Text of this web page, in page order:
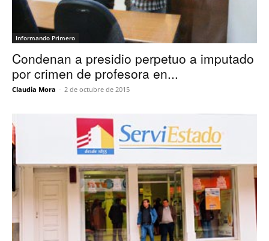
Informando Primero
Condenan a presidio perpetuo a imputado
por crimen de profesora en...
Claudia Mora - 2 de octubre de 2015